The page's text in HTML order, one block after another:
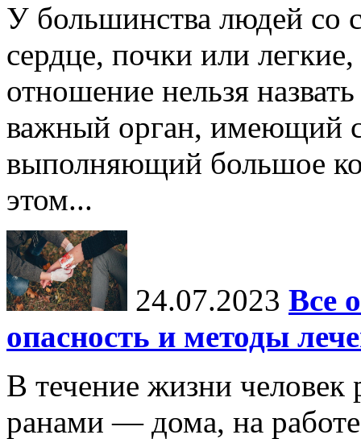
У большинства людей со
сердце, почки или
отношение нельзя
важный орган, имеющий
выполняющий большое
этом...
24.07.2023 Все
опасность и методы
В течение жизни человек
ранами — дома, на